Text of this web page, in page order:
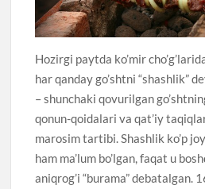
Hozirgi paytda ko’mir
har qanday go’shtni “shashlik”
– shunchaki qovurilgan
qonun-qoidalari va qat’iy
marosim tartibi. Shashlik ko’p
ham ma’lum bo’lgan, faqat u
aniqrog’i “burama” debatalgan.